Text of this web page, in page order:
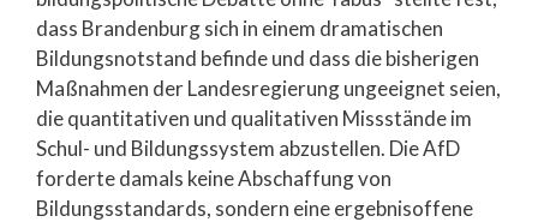
dass Brandenburg sich in einem dramatischen
Bildungsnotstand befinde und dass die bisherigen
Maßnahmen der Landesregierung ungeeignet seien,
die quantitativen und qualitativen Missstände im
Schul- und Bildungssystem abzustellen. Die AfD
forderte damals keine Abschaffung von
Bildungsstandards, sondern eine ergebnisoffene